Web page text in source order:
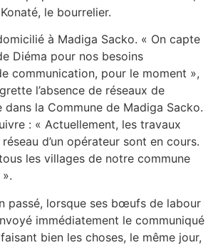
le bourrelier.
à Madiga Sacko. « On capte
Diéma pour nos besoins
communication, pour le moment »,
l’absence de réseaux de
la Commune de Madiga Sacko.
: « Actuellement, les travaux
d’un opérateur sont en cours.
les villages de notre commune
passé, lorsque ses bœufs de labour
immédiatement le communiqué
bien les choses, le même jour,